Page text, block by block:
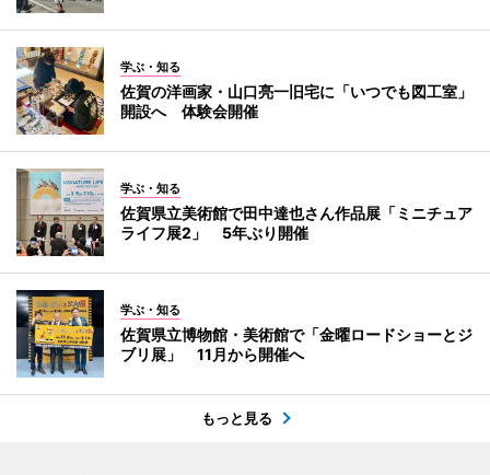
学ぶ・知る
佐賀の洋画家・山口亮一旧宅に「いつでも図工室」
開設へ 体験会開催
学ぶ・知る
佐賀県立美術館で田中達也さん作品展「ミニチュア
ライフ展2」 5年ぶり開催
学ぶ・知る
佐賀県立博物館・美術館で「金曜ロードショーとジ
ブリ展」 11月から開催へ
もっと見る